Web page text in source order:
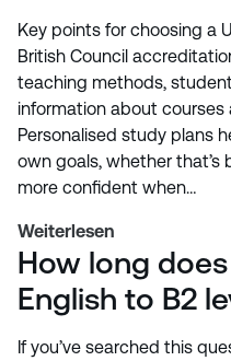
Key points for choosing a
British Council
teaching methods,
information about courses
Personalised study plans
own goals, whether that’s
more confident when…
Weiterlesen
How long
English to B2
If you’ve searched this